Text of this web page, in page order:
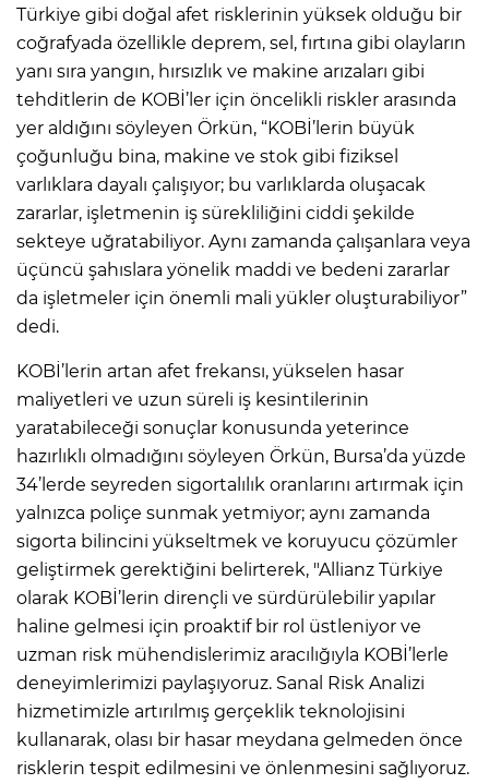
Türkiye gibi doğal afet risklerinin yüksek olduğu bir
coğrafyada özellikle deprem, sel, fırtına gibi olayların
yanı sıra yangın, hırsızlık ve makine arızaları gibi
tehditlerin de KOBİ’ler için öncelikli riskler arasında
yer aldığını söyleyen Örkün, “KOBİ’lerin büyük
çoğunluğu bina, makine ve stok gibi fiziksel
varlıklara dayalı çalışıyor; bu varlıklarda oluşacak
zararlar, işletmenin iş sürekliliğini ciddi şekilde
sekteye uğratabiliyor. Aynı zamanda çalışanlara veya
üçüncü şahıslara yönelik maddi ve bedeni zararlar
da işletmeler için önemli mali yükler oluşturabiliyor”
dedi.
KOBİ’lerin artan afet frekansı, yükselen hasar
maliyetleri ve uzun süreli iş kesintilerinin
yaratabileceği sonuçlar konusunda yeterince
hazırlıklı olmadığını söyleyen Örkün, Bursa’da yüzde
34’lerde seyreden sigortalılık oranlarını artırmak için
yalnızca poliçe sunmak yetmiyor; aynı zamanda
sigorta bilincini yükseltmek ve koruyucu çözümler
geliştirmek gerektiğini belirterek, "Allianz Türkiye
olarak KOBİ’lerin dirençli ve sürdürülebilir yapılar
haline gelmesi için proaktif bir rol üstleniyor ve
uzman risk mühendislerimiz aracılığıyla KOBİ’lerle
deneyimlerimizi paylaşıyoruz. Sanal Risk Analizi
hizmetimizle artırılmış gerçeklik teknolojisini
kullanarak, olası bir hasar meydana gelmeden önce
risklerin tespit edilmesini ve önlenmesini sağlıyoruz.